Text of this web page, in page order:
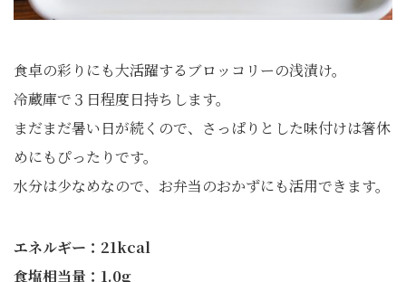
食卓の彩りにも大活躍するブロッコリーの浅漬け。
冷蔵庫で３日程度日持ちします。
まだまだ暑い日が続くので、さっぱりとした味付けは箸休
めにもぴったりです。
水分は少なめなので、お弁当のおかずにも活用できます。
エネルギー：21kcal
食塩相当量：1.0g